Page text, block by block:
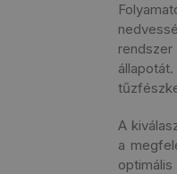
A
a